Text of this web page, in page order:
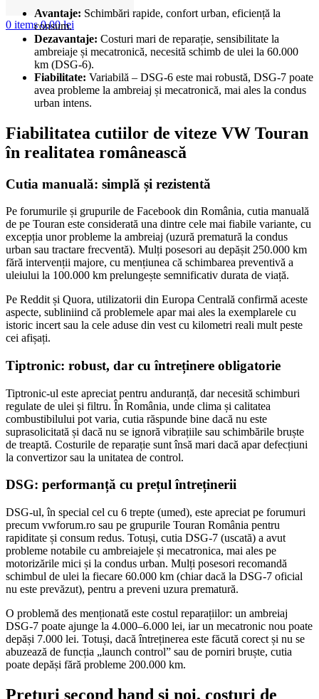
0 items 0,00lei
Avantaje: Schimbări rapide, confort urban, eficiență la
consum.
Dezavantaje: Costuri mari de reparație, sensibilitate la
ambreiaje și mecatronică, necesită schimb de ulei la 60.000
km (DSG-6).
Fiabilitate: Variabilă – DSG-6 este mai robustă, DSG-7 poate
avea probleme la ambreiaj și mecatronică, mai ales la condus
urban intens.
Fiabilitatea cutiilor de viteze VW Touran
în realitatea românească
Cutia manuală: simplă și rezistentă
Pe forumurile și grupurile de Facebook din România, cutia manuală
de pe Touran este considerată una dintre cele mai fiabile variante, cu
excepția unor probleme la ambreiaj (uzură prematură la condus
urban sau tractare frecventă). Mulți posesori au depășit 250.000 km
fără intervenții majore, cu mențiunea că schimbarea preventivă a
uleiului la 100.000 km prelungește semnificativ durata de viață.
Pe Reddit și Quora, utilizatorii din Europa Centrală confirmă aceste
aspecte, subliniind că problemele apar mai ales la exemplarele cu
istoric incert sau la cele aduse din vest cu kilometri reali mult peste
cei afișați.
Tiptronic: robust, dar cu întreținere obligatorie
Tiptronic-ul este apreciat pentru anduranță, dar necesită schimburi
regulate de ulei și filtru. În România, unde clima și calitatea
combustibilului pot varia, cutia răspunde bine dacă nu este
suprasolicitată și dacă nu se ignoră vibrațiile sau schimbările bruște
de treaptă. Costurile de reparație sunt însă mari dacă apar defecțiuni
la convertizor sau la unitatea de control.
DSG: performanță cu prețul întreținerii
DSG-ul, în special cel cu 6 trepte (umed), este apreciat pe forumuri
precum vwforum.ro sau pe grupurile Touran România pentru
rapiditate și consum redus. Totuși, cutia DSG-7 (uscată) a avut
probleme notabile cu ambreiajele și mecatronica, mai ales pe
motorizările mici și la condus urban. Mulți posesori recomandă
schimbul de ulei la fiecare 60.000 km (chiar dacă la DSG-7 oficial
nu este prevăzut), pentru a preveni uzura prematură.
O problemă des menționată este costul reparațiilor: un ambreiaj
DSG-7 poate ajunge la 4.000–6.000 lei, iar un mecatronic nou poate
depăși 7.000 lei. Totuși, dacă întreținerea este făcută corect și nu se
abuzează de funcția „launch control” sau de porniri bruște, cutia
poate depăși fără probleme 200.000 km.
Prețuri second hand și noi, costuri de